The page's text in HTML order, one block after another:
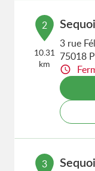
2
10.31
km
3 rue
75018
3